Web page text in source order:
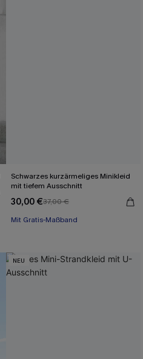
Schwarzes kurzärmeliges Minikleid
mit tiefem Ausschnitt
30,00 €37,00 €
Mit Gratis-Maßband
Baumwolle
NEU